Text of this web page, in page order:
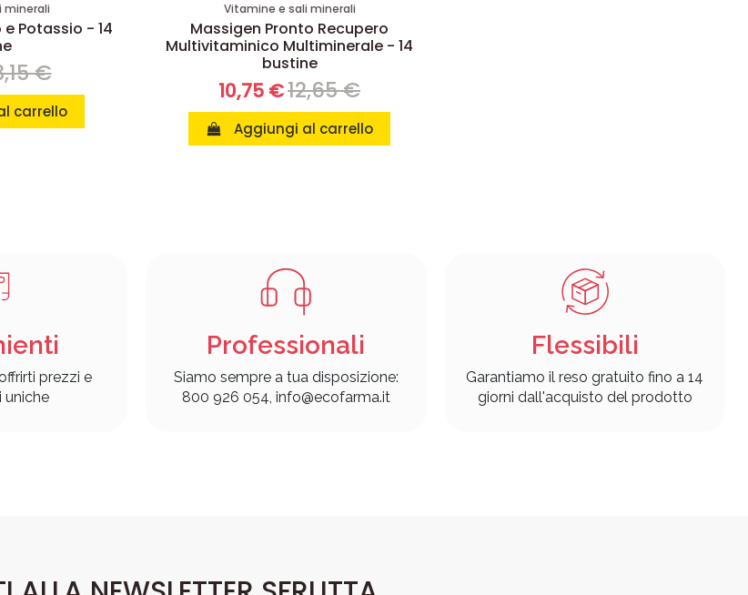
minerali
Potassio - 14
€
carrello
Vitamine e sali minerali
Massigen Pronto Recupero
Multivitaminico Multiminerale - 14
bustine
10,75 €12,65 €
Aggiungi al carrello
prezzi e
uniche
Professionali
Siamo sempre a tua disposizione:
800 926 054, info@ecofarma.it
Flessibili
Garantiamo il reso gratuito fino a 14
giorni dall'acquisto del prodotto